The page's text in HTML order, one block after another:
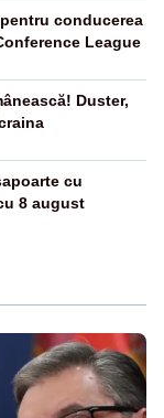
conducerea
League
Duster,
cu
8 august